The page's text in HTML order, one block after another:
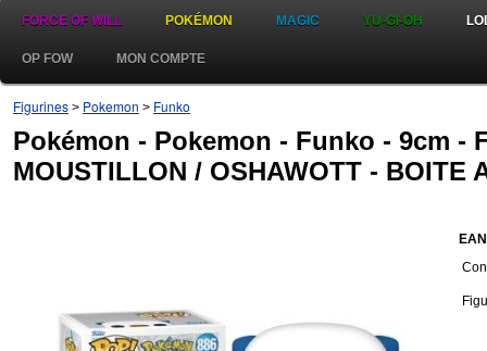
FORCE OF WILL POKÉMON MAGIC YU-GI-OH
OP FOW MON COMPTE
Figurines > Pokemon > Funko
Pokémon - Pokemon - Funko - 9cm -
MOUSTILLON / OSHAWOTT - BOITE